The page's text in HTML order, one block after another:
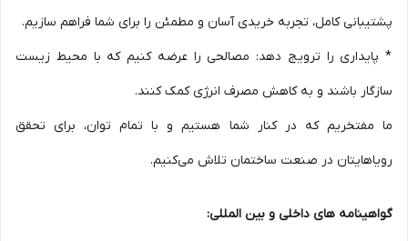
پشتیبانی کامل، تجربه خریدی آسان و مطمئن را برای شما فراهم سازیم.
* پایداری را ترویج دهد: مصالحی را عرضه کنیم که با محیط زیست
سازگار باشند و به کاهش مصرف انرژی کمک کنند.
ما مفتخریم که در کنار شما هستیم و با تمام توان، برای تحقق
رویاهایتان در صنعت ساختمان تلاش می‌کنیم.
گواهینامه های داخلی و بین المللی: